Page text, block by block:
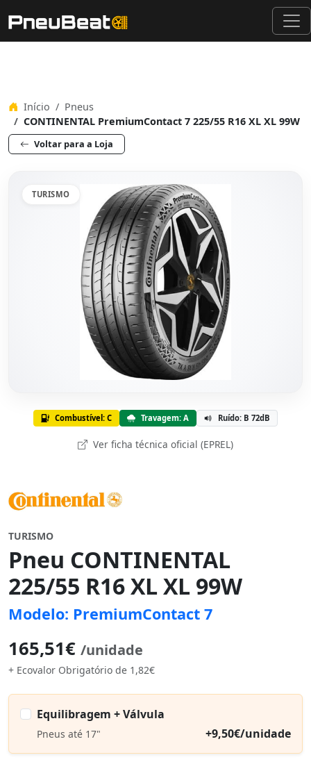
Início
Pneus
CONTINENTAL PremiumContact 7 225/55 R16 XL XL 99W
Voltar para a Loja
TURISMO
Combustível: C Travagem: A Ruído: B 72dB
Ver ficha técnica oficial (EPREL)
TURISMO
Pneu CONTINENTAL
225/55 R16 XL XL 99W
Modelo: PremiumContact 7
165,51€ /unidade
+ Ecovalor Obrigatório de 1,82€
Equilibragem + Válvula
Pneus até 17" +9,50€/unidade